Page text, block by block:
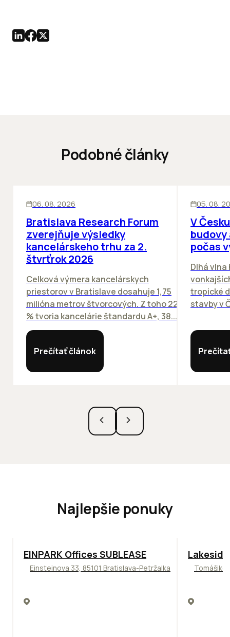
Podobné články
06. 08. 2026
Bratislava Research Forum
zverejňuje výsledky
kancelárskeho trhu za 2.
štvrťrok 2026
Celková výmera kancelárskych
priestorov v Bratislave dosahuje 1,75
milióna metrov štvorcových. Z toho 22
% tvoria kancelárie štandardu A+, 38...
Prečítať článok
05. 08.
V
počas
Dlhá
tropické
stavby v
Najlepšie ponuky
TOP ODPORÚČAME
EINPARK Offices SUBLEASE
Einsteinova 33, 85101 Bratislava-Petržalka